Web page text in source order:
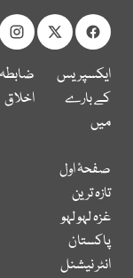
ایکسپریس
کے بارے
میں
ضابطہ
اخلاق
صفحۂ اول
تازہ ترین
غزہ لہو لہو
پاکستان
انٹر نیشنل